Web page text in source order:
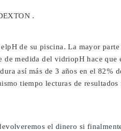
.
de su piscina. La mayor
medida del vidriopH hace que
así más de 3 años en el 82%
tiempo lecturas de
el dinero si